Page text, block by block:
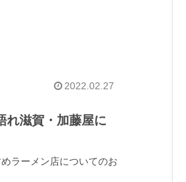
2022.02.27
れ滋賀・加藤屋に
ラーメン店についてのお